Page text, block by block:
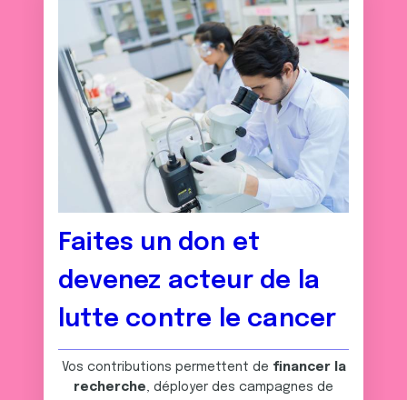
Faites un don et
devenez acteur de la
lutte contre le cancer
Vos contributions permettent de financer la
recherche, déployer des campagnes de